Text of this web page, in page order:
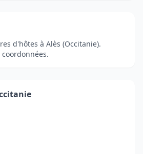
d'hôtes à Alès (Occitanie).